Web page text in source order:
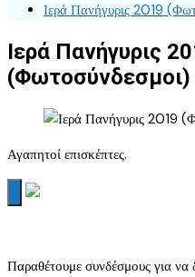
Ιερά Πανήγυρις 2019
Ιερά Πανήγυρις
(Φωτοσύνδεσμοι)
Αγαπητοί επισκέπτες.
Παραθέτουμε συνδέσμους για να